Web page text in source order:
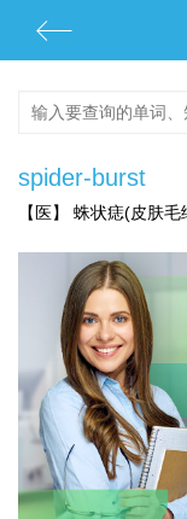
spider-burst
【医】 蛛状痣(皮肤毛